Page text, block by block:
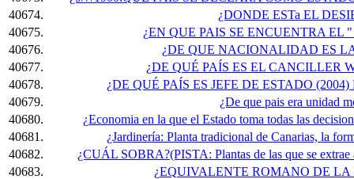
40674.
¿DONDE ESTa EL
40675.
¿EN QUE PAIS SE ENCUENTRA EL
40676.
¿DE QUE NACIONALIDAD ES
40677.
¿DE QUÉ PAÍS ES EL CANCILLER
40678.
¿DE QUÉ PAÍS ES JEFE DE ESTADO
40679.
¿De que pais era unidad
40680.
¿Economia en la que el Estado toma todas las
40681.
¿Jardinería: Planta tradicional de Canarias, la
40682.
¿CUÁL SOBRA?(PISTA: Plantas de las que se
40683.
¿EQUIVALENTE ROMANO DE